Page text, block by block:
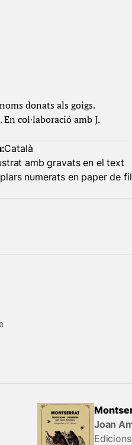
donats als goigs.
col·laboració amb J.
Català
amb gravats en el text
numerats en paper de fil
Joan